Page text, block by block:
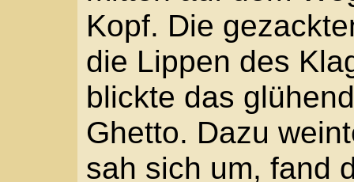
Leiterstiege
Michele verengte die
Atem ein. War es der
der Osteria? Ganz
Leinwand und Farbe,
die Szene stellen,